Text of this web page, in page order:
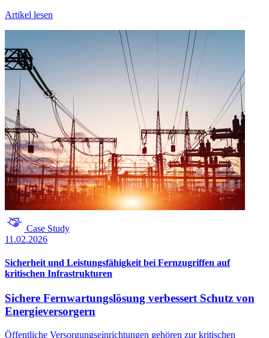
Artikel lesen
Case Study
11.02.2026
Sicherheit und Leistungsfähigkeit bei Fernzugriffen auf
kritischen Infrastrukturen
Sichere Fernwartungslösung verbessert Schutz von
Energieversorgern
Öffentliche Versorgungseinrichtungen gehören zur kritischen